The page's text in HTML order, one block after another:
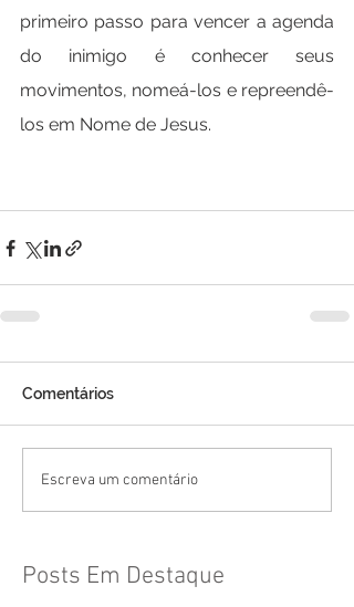
primeiro passo para vencer a agenda
do inimigo é conhecer seus
movimentos, nomeá-los e repreendê-
los em Nome de Jesus.
Comentários
Escreva um comentário
Posts Em Destaque